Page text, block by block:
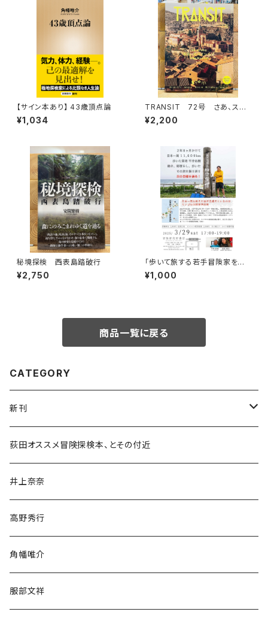
【サイン本あり】 43歳頂点論
¥1,034
TRANSIT 72号 さあ、スペ
インへ！ 太陽と海と土の国
¥2,200
秘境探検 西表島踏破行
¥2,750
「歩いて旅する若手冒険家を青
田買い！平井佑樹 × 荻田泰永」
録画視聴権
¥1,000
商品一覧に戻る
CATEGORY
新刊
和書
文学・小説・物語
随筆・ノンフィクション・その他
荻田オススメ冒険探検本、とその付近
井上奈奈
高野秀行
角幡唯介
服部文祥